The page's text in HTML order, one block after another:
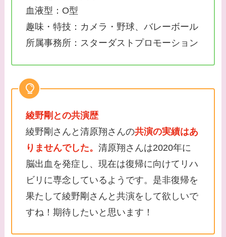
血液型：O型
趣味・特技：カメラ・野球、バレーボール
所属事務所：スターダストプロモーション
綾野剛との共演歴
綾野剛さんと清原翔さんの共演の実績はあ
りませんでした。清原翔さんは2020年に
脳出血を発症し、現在は復帰に向けてリハ
ビリに専念しているようです。是非復帰を
果たして綾野剛さんと共演をして欲しいで
すね！期待したいと思います！